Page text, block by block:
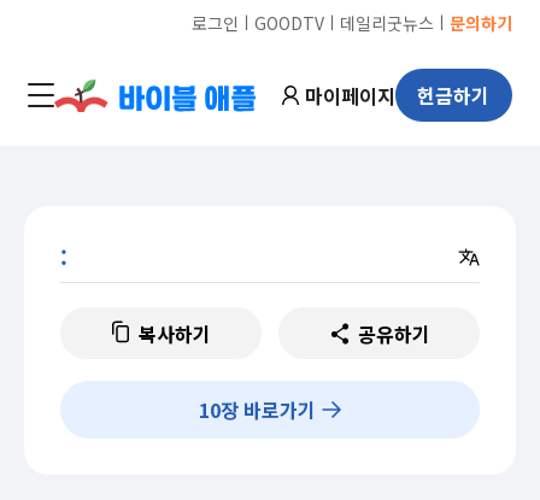
로그인 ㅣ GOODTVㅣ 데일리굿뉴스 ㅣ 문의하기
마이페이지 헌금하기
:
복사하기 공유하기
10장 바로가기